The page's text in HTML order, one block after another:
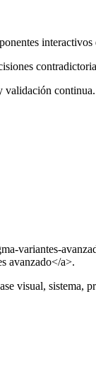
validación continua.
variantes-
avanzado</a>.
visual, sistema,